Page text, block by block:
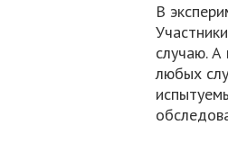
В
случаю. А
любых